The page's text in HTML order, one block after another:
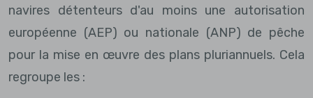
navires détenteurs d'au moins une autorisation
européenne (AEP) ou nationale (ANP) de pêche
pour la mise en œuvre des plans pluriannuels. Cela
regroupe les :